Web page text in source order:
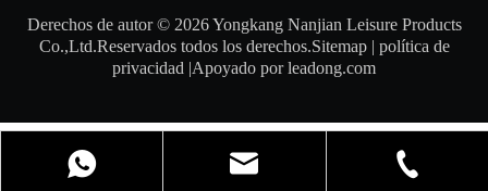
Derechos de autor © 2026Yongkang Nanjian Leisure Products
Co.,Ltd.Reservados todos los derechos.Sitemap| política de
privacidad |Apoyado porleadong.com